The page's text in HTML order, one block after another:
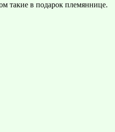
такие в подарок племяннице.